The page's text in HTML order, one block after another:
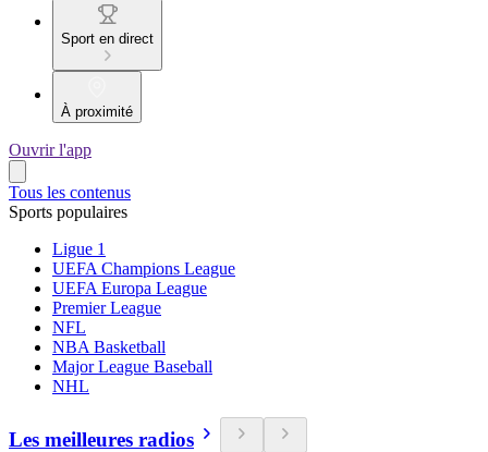
Sport en direct
À proximité
Ouvrir l'app
Tous les contenus
Sports populaires
Ligue 1
UEFA Champions League
UEFA Europa League
Premier League
NFL
NBA Basketball
Major League Baseball
NHL
Les meilleures radios